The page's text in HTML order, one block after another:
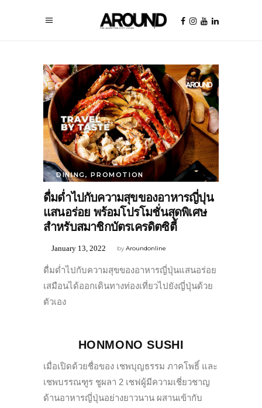
DINING,PROMOTION
ดื่มด่ำไปกับความสุขของอาหารญี่ปุน
แสนอร่อย พร้อมโปรโมชั่นสุดพิเศษ
สำหรับสมาชิกบัตรเครดิตซิตี้
byAroundonline
January 13, 2022
ดื่มด่ำไปกับความสุขของอาหารญี่ปุ่นแสนอร่อย
เสมือนได้ออกเดินทางท่องเที่ยวไปยังญี่ปุ่นด้วย
ตัวเอง
HONMONO SUSHI
เมื่อเปิดด้วยชื่อของ เชพบุญธรรม ภาคโพธิ์ และ
เชพบรรณฑูร ชูผลา 2 เชฟผู้มีความเชี่ยวชาญ
ด้านอาหารญี่ปุ่นอย่างยาวนาน ผสานเข้ากับ